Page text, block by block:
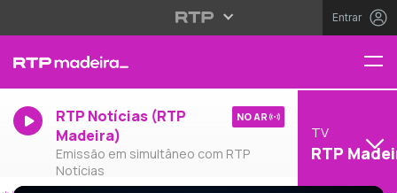
Entrar
RTP Notícias (RTP
Madeira)
Emissão em simultâneo com RTP
Notícias
NO AR
TV
RTP